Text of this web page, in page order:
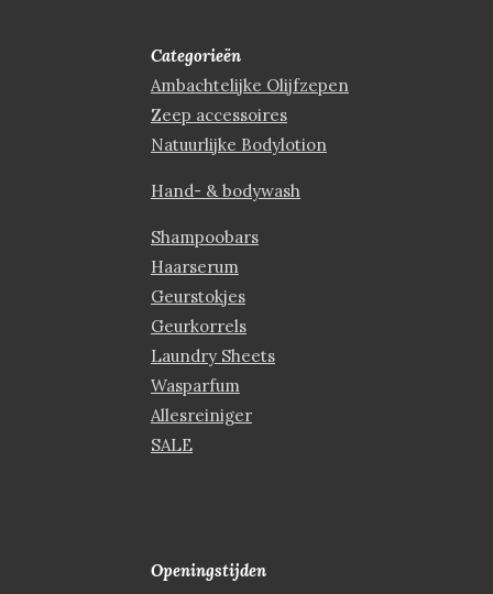
Categorieën
Ambachtelijke Olijfzepen
Zeep accessoires
Natuurlijke Bodylotion
Hand- & bodywash
Shampoobars
Haarserum
Geurstokjes
Geurkorrels
Laundry Sheets
Wasparfum
Allesreiniger
SALE
Openingstijden